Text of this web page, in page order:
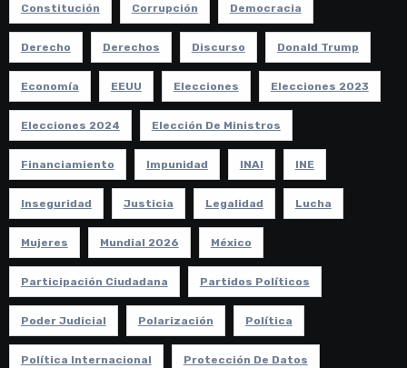
Constitución Corrupción Democracia
Derecho Derechos Discurso Donald Trump
Economía EEUU Elecciones Elecciones 2023
Elecciones 2024 Elección De Ministros
Financiamiento Impunidad INAI INE
Inseguridad Justicia Legalidad Lucha
Mujeres Mundial 2026 México
Participación Ciudadana Partidos Políticos
Poder Judicial Polarización Política
Política Internacional Protección De Datos